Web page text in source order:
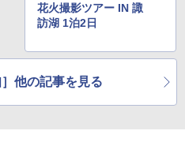
花火撮影ツアー IN 諏
訪湖 1泊2日
］他の記事を見る